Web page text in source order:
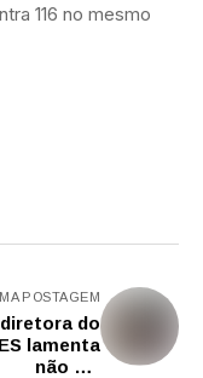
116 no mesmo
POSTAGEM
do
lamenta
não ter